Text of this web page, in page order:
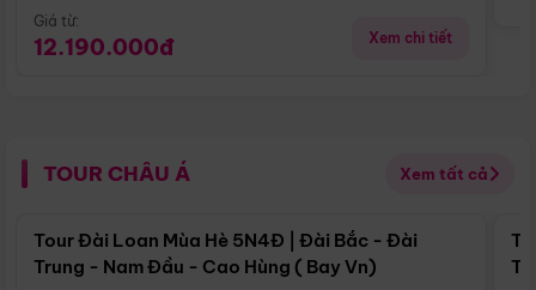
Giá từ:
12.190.000đ Xem chi tiết
TOUR CHÂU Á Xem tất cả
Điểm nổi bật
Tour Đài Loan Mùa Hè 5N4Đ | Đài Bắc - Đài
Trung - Nam Đầu - Cao Hùng ( Bay Vn)